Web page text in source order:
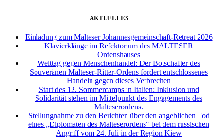
AKTUELLES
Einladung zum Malteser Johannesgemeinschaft-Retreat 2026
Klavierklänge im Refektorium des MALTESER
Ordenshauses
Welttag gegen Menschenhandel: Der Botschafter des
Souveränen Malteser-Ritter-Ordens fordert entschlossenes
Handeln gegen dieses Verbrechen
Start des 12. Sommercamps in Italien: Inklusion und
Solidarität stehen im Mittelpunkt des Engagements des
Malteserordens.
Stellungnahme zu den Berichten über den angeblichen Tod
eines „Diplomaten des Malteserordens“ bei dem russischen
Angriff vom 24. Juli in der Region Kiew